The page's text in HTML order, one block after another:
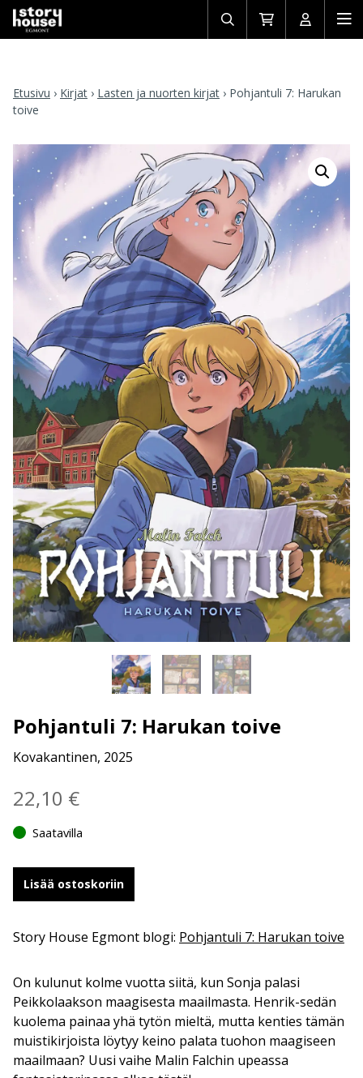
Avaa/sulje
haku
Siirry
ostoskoriin
Avaa/
Etusivu › Kirjat › Lasten ja nuorten kirjat › Pohjantuli 7: Harukan
toive
Pohjantuli 7: Harukan toive
Kovakantinen, 2025
22,10 €
Saatavilla
Lisää ostoskoriin
Story House Egmont blogi: Pohjantuli 7: Harukan toive
On kulunut kolme vuotta siitä, kun Sonja palasi
Peikkolaakson maagisesta maailmasta. Henrik-sedän
kuolema painaa yhä tytön mieltä, mutta kenties tämän
muistikirjoista löytyy keino palata tuohon maagiseen
maailmaan? Uusi vaihe Malin Falchin upeassa